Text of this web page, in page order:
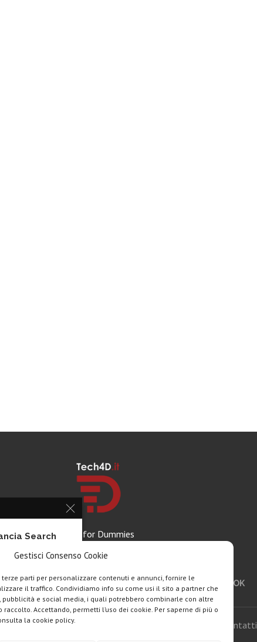
Gestisci Consenso Cookie
terze parti per personalizzare contenuti e annunci, fornire le
il traffico. Condividiamo info su come usi il sito a partner che
pubblicità e social media, i quali potrebbero combinarle con altre
Accettando, permetti l’uso dei cookie. Per saperne di più o
la cookie policy.
Tech for Dummies
FACEBOOK
Contatti
Search
stampa tech:
16...